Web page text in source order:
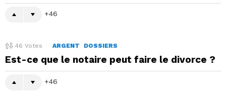
46
46 Votes ARGENT DOSSIERS
Est-ce que le notaire peut faire le divorce ?
46